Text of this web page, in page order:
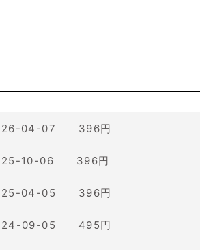
04-07 396円
10-06 396円
04-05 396円
09-05 495円